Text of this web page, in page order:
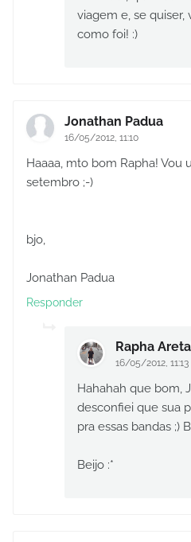
viagem e, se
como foi! :)
Jonathan Padua
16/05/2012, 11:10
Haaaa, mto bom Rapha! Vou
setembro ;-)
bjo,
Jonathan Padua
Responder
Rapha
16/05/2012, 11:13
Hahahah que bom,
desconfiei que sua
pra essas bandas ;)
Beijo :*